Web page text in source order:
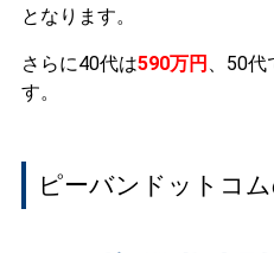
となります。
さらに40代は590万円 、50代
す。
ピーバンドットコ